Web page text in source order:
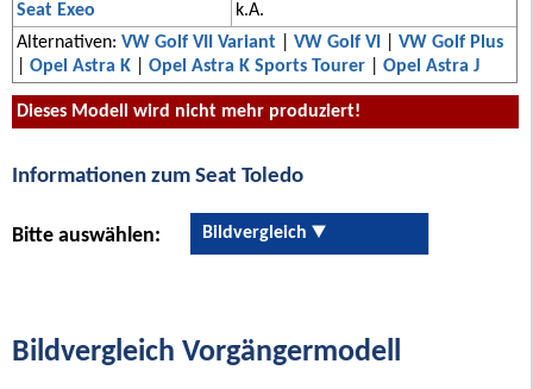
Seat Exeo
k.A.
Alternativen: VW Golf VII Variant VW Golf VI
VW Golf Plus
Opel Astra K Opel Astra K Sports Tourer Opel Astra J
Dieses Modell wird nicht mehr produziert!
Informationen zum Seat Toledo
Bitte auswählen: Bildvergleich
Bildvergleich Vorgängermodell